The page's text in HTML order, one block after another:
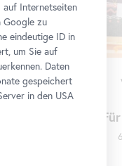
auf Internetseiten
zu
eindeutige ID in
um Sie auf
Daten
gespeichert
in den USA